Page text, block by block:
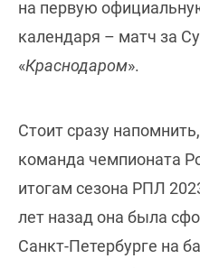
на первую
календаря – матч за
«Краснодаром».
Стоит сразу
команда чемпионата
итогам сезона РПЛ
лет назад она была
Санкт-Петербурге на